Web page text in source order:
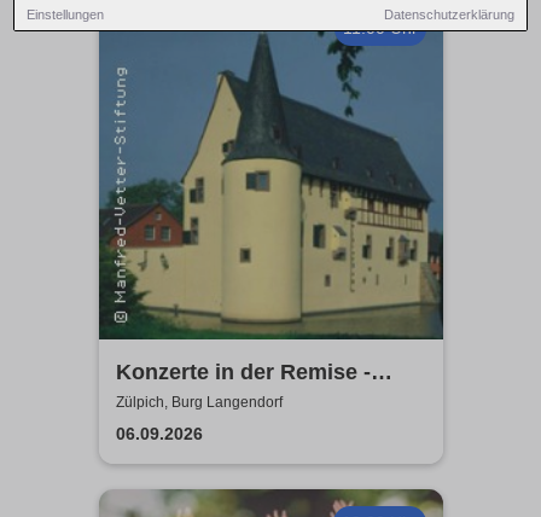
Einstellungen Datenschutzerklärung
11:00 Uhr
Konzerte in der Remise -
Burg Langendorf
Zülpich, Burg Langendorf
06.09.2026